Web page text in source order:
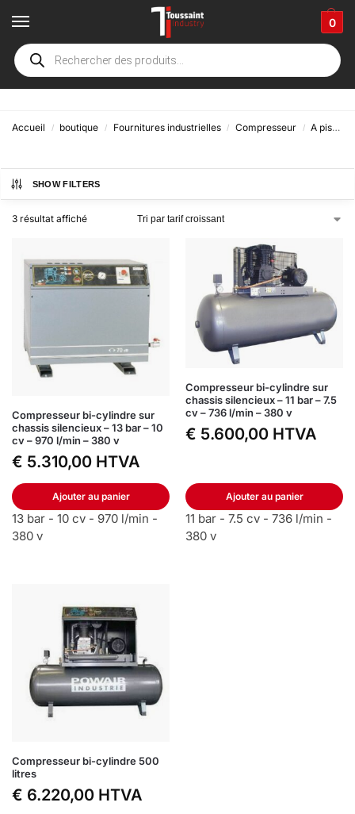
0
Silencieux
Accueil / boutique / Fournitures industrielles / Compresseur / A piston
SHOW FILTERS
3 résultat affiché
Compresseur bi-cylindre sur
chassis silencieux – 13 bar – 10
cv – 970 l/min – 380 v
€ 5.310,00 HTVA
Ajouter au panier
13 bar - 10 cv - 970 l/min -
380 v
Compresseur bi-cylindre sur
chassis silencieux – 11 bar – 7.5
cv – 736 l/min – 380 v
€ 5.600,00 HTVA
Ajouter au panier
11 bar - 7.5 cv - 736 l/min -
380 v
Compresseur bi-cylindre 500
litres
€ 6.220,00 HTVA